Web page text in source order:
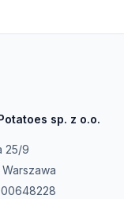
sp. z o.o.
25/9